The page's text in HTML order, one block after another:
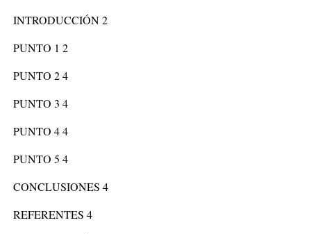
INTRODUCCIÓN 2
PUNTO 1 2
PUNTO 2 4
PUNTO 3 4
PUNTO 4 4
PUNTO 5 4
CONCLUSIONES 4
REFERENTES 4